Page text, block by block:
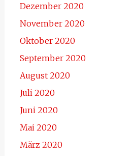
Dezember 2020
November 2020
Oktober 2020
September 2020
August 2020
Juli 2020
Juni 2020
Mai 2020
März 2020